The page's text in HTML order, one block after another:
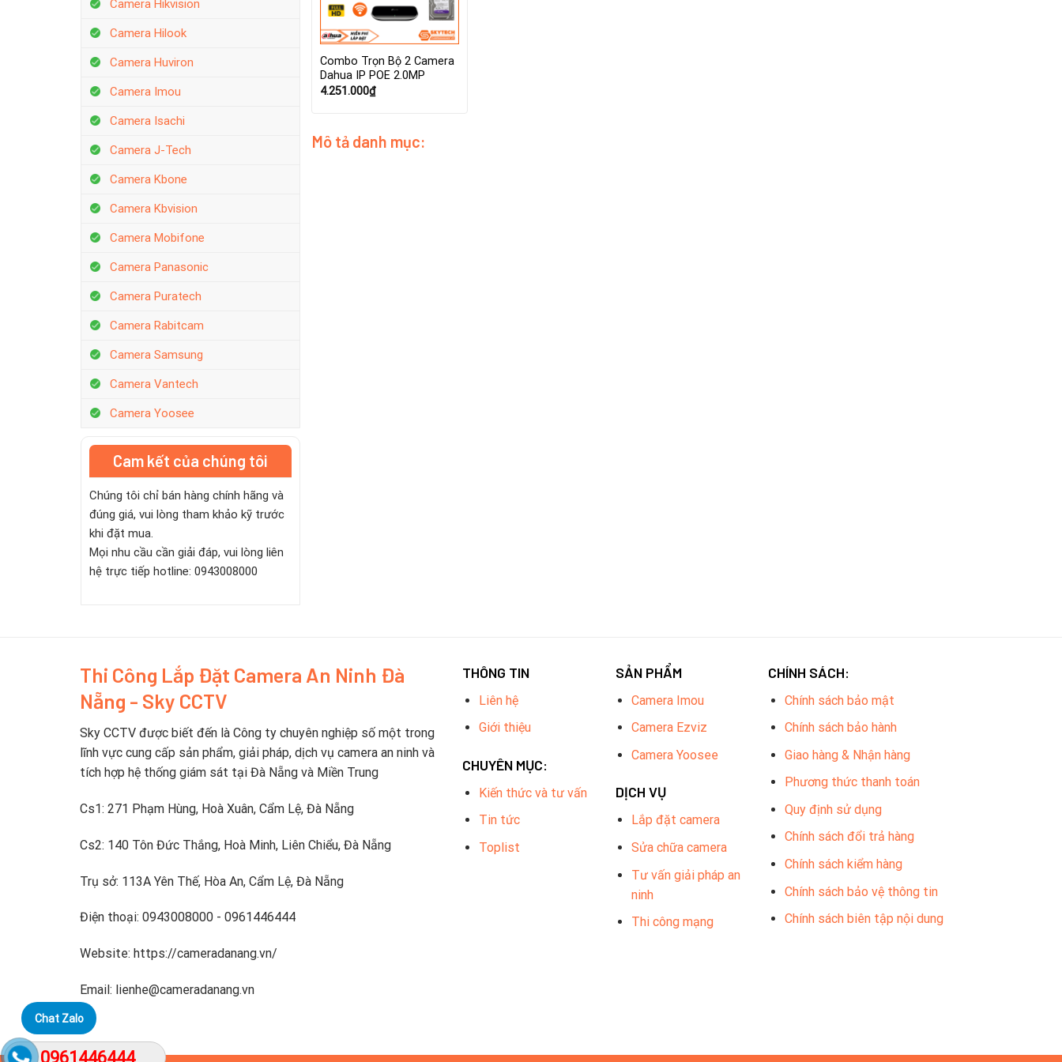
Camera Hikvision
Camera Hilook
Camera Huviron
Camera Imou
Camera Isachi
Camera J-Tech
Camera Kbone
Camera Kbvision
Camera Mobifone
Camera Panasonic
Camera Puratech
Camera Rabitcam
Camera Samsung
Camera Vantech
Camera Yoosee
Cam kết của chúng tôi
Chúng tôi chỉ bán hàng chính hãng và
đúng giá, vui lòng tham khảo kỹ trước
khi đặt mua.
Mọi nhu cầu cần giải đáp, vui lòng liên
hệ trực tiếp hotline: 0943008000
Combo Trọn Bộ 2 Camera
Dahua IP POE 2.0MP
4.251.000₫
Mô tả danh mục:
Thi Công Lắp Đặt Camera An Ninh Đà
Nẵng - Sky CCTV
Sky CCTV được biết đến là Công ty chuyên nghiệp số một trong
lĩnh vực cung cấp sản phẩm, giải pháp, dịch vụ camera an ninh và
tích hợp hệ thống giám sát tại Đà Nẵng và Miền Trung
Cs1: 271 Phạm Hùng, Hoà Xuân, Cẩm Lệ, Đà Nẵng
Cs2: 140 Tôn Đức Thắng, Hoà Minh, Liên Chiểu, Đà Nẵng
Trụ sở: 113A Yên Thế, Hòa An, Cẩm Lệ, Đà Nẵng
Điện thoại: 0943008000 - 0961446444
Website: https://cameradanang.vn/
Email: lienhe@cameradanang.vn
THÔNG TIN
Liên hệ
Giới thiệu
CHUYÊN MỤC:
Kiến thức và tư vấn
Tin tức
Toplist
SẢN PHẨM
Camera Imou
Camera Ezviz
Camera Yoosee
DỊCH VỤ
Lắp đặt camera
Sửa chữa camera
Tư vấn giải pháp an
ninh
Thi công mạng
CHÍNH SÁCH:
Chính sách bảo mật
Chính sách bảo hành
Giao hàng & Nhận hàng
Phương thức thanh toán
Quy định sử dụng
Chính sách đổi trả hàng
Chính sách kiểm hàng
Chính sách bảo vệ thông tin
Chính sách biên tập nội dung
Chat Zalo
0961446444